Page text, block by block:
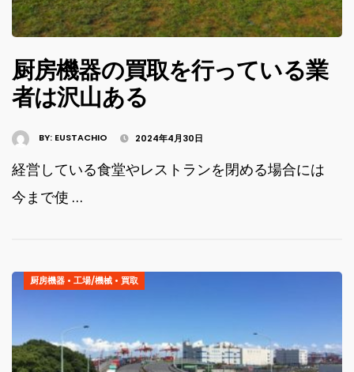
厨房機器の買取を行っている業
者は沢山ある
BY: EUSTACHIO 2024年4月30日
経営している食堂やレストランを閉める場合には
今まで使 …
厨房機器 • 工場/機械 • 買取